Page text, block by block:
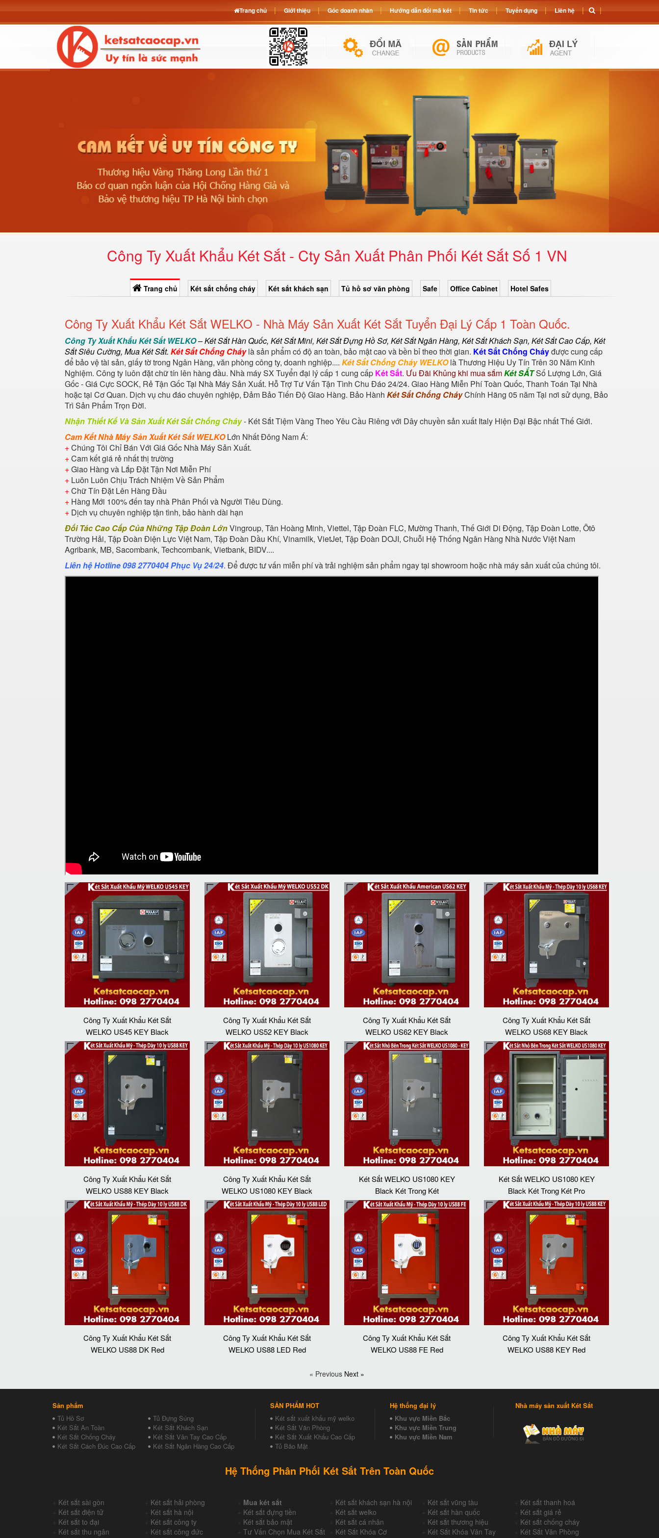
Công Ty Xuất Khẩu Két Sắt - Cty Sản Xuất Phân Phối Két Sắt Số 1 VN
Trang chủ Két sắt chống cháy Két sắt khách sạn Tủ hồ sơ văn phòng Safe Office Cabinet Hotel Safes
Công Ty Xuất Khẩu Két Sắt WELKO - Nhà Máy Sản Xuất Két Sắt Tuyển Đại Lý Cấp 1 Toàn Quốc.
Công Ty Xuất Khẩu Két Sắt WELKO–Két Sắt Hàn Quốc, Két Sắt Mini, Két Sắt Đựng Hồ Sơ, Két Sắt Ngân Hàng, Két Sắt Khách Sạn, Két Sắt Cao Cấp, Két
Sắt Siêu Cường, Mua Két Sắt. Két Sắt Chống Cháylà sản phẩm có độ an toàn, bảo mật cao và bền bỉ theo thời gian. Két Sắt Chống Cháyđược cung cấp
để bảo vệ tài sản, giấy tờ trong Ngân Hàng, văn phòng công ty, doanh nghiệp.... Két Sắt Chống Cháy WELKOlà Thương Hiệu Uy Tín Trên 30 Năm Kinh
Nghiệm. Công ty luôn đặt chữ tín lên hàng đầu. Nhà máy SX Tuyển đại lý cấp 1 cung cấp Két Sắt. Ưu Đãi Khủng khi mua sắmKét SẮTSố Lượng Lớn, Giá
Gốc - Giá Cực SOCK, Rẻ Tận Gốc Tại Nhà Máy Sản Xuất. Hỗ Trợ Tư Vấn Tận Tình Chu Đáo 24/24. Giao Hàng Miễn Phí Toàn Quốc, Thanh Toán Tại Nhà
hoặc tại Cơ Quan. Dịch vụ chu đáo chuyên nghiệp, Đảm Bảo Tiến Độ Giao Hàng. Bảo Hành Két Sắt Chống CháyChính Hãng 05 năm Tại nơi sử dụng, Bảo
Trì Sản Phẩm Trọn Đời.
Nhận Thiết Kế Và Sản Xuất Két Sắt Chống Cháy- Két Sắt Tiệm Vàng Theo Yêu Cầu Riêng với Dây chuyền sản xuất Italy Hiện Đại Bậc nhất Thế Giới.
Cam Kết Nhà Máy Sản Xuất Két Sắt WELKOLớn Nhất Đông Nam Á:
+Chúng Tôi Chỉ Bán Với Giá Gốc Nhà Máy Sản Xuất.
+Cam kết giá rẻ nhất thị trường
+Giao Hàng và Lắp Đặt Tận Nơi Miễn Phí
+ Luôn Luôn Chịu Trách Nhiệm Về Sản Phẩm
+Chữ Tín Đặt Lên Hàng Đầu
+ Hàng Mới 100% đến tay nhà Phân Phối và Người Tiêu Dùng.
+ Dịch vụ chuyên nghiệp tận tình, bảo hành dài hạn
Đối Tác Cao Cấp Của Những Tập Đoàn LớnVingroup, Tân Hoàng Minh, Viettel, Tập Đoàn FLC, Mường Thanh, Thế Giới Di Động, Tập Đoàn Lotte, Ôtô
Trường Hải, Tập Đoàn Điện Lực Việt Nam, Tập Đoàn Dầu Khí, Vinamilk, VietJet, Tập Đoàn DOJI, Chuỗi Hệ Thống Ngân Hàng Nhà Nước Việt Nam
Agribank, MB, Sacombank, Techcombank, Vietbank, BIDV....
Liên hệ Hotline 098 2770404 Phục Vụ 24/24. Để được tư vấn miễn phí và trải nghiệm sản phẩm ngay tại showroom hoặc nhà máy sản xuất của chúng tôi.
Công Ty Xuất Khẩu Két Sắt
WELKO US45 KEY Black
Công Ty Xuất Khẩu Két Sắt
WELKO US52 KEY Black
Công Ty Xuất Khẩu Két Sắt
WELKO US62 KEY Black
Công Ty Xuất Khẩu Két Sắt
WELKO US68 KEY Black
Công Ty Xuất Khẩu Két Sắt
WELKO US88 KEY Black
Công Ty Xuất Khẩu Két Sắt
WELKO US1080 KEY Black
Két Sắt WELKO US1080 KEY
Black Két Trong Két
Két Sắt WELKO US1080 KEY
Black Két Trong Két Pro
Công Ty Xuất Khẩu Két Sắt
WELKO US88 DK Red
Công Ty Xuất Khẩu Két Sắt
WELKO US88 LED Red
Công Ty Xuất Khẩu Két Sắt
WELKO US88 FE Red
Công Ty Xuất Khẩu Két Sắt
WELKO US88 KEY Red
« Previous Next »
Sản phẩm
Tủ Hồ Sơ
Tủ Đựng Súng
Két Sắt An Toàn
Két Sắt Khách Sạn
Két Sắt Chống Cháy
Két Sắt Vân Tay Cao Cấp
Két Sắt Cách Đúc Cao Cấp
Két Sắt Ngân Hàng Cao Cấp
SẢN PHẨM HOT
Két sắt xuất khẩu mỹ welko
Két Sắt Văn Phòng
Két Sắt Xuất Khẩu Cao Cấp
Tủ Bảo Mật
Hệ thống đại lý
Khu vực Miền Bắc
Khu vực Miền Trung
Khu vực Miền Nam
Nhà máy sản xuất Két Sắt
Hệ Thống Phân Phối Két Sắt Trên Toàn Quốc
Két sắt sài gòn Két sắt hải phòng Mua két sắt Két sắt khách sạn hà nội Két sắt vũng tàu
Két sắt thanh hoá
Két sắt điện tử Két sắt hà nội Két sắt đựng tiền Két sắt welko Két sắt hàn quốc
Két sắt giá rẻ
Két sắt to đại Két sắt công ty Két sắt bảo mật Két sắt cá nhân Két sắt thương hiệu
Két sắt chống cháy
Két sắt thu ngân Két sắt công đức Tư Vấn Chọn Mua Két Sắt Két Sắt Khóa Cơ Két Sắt Khóa Vân Tay
Két Sắt Văn Phòng
Trang chủ Giới thiệu Góc doanh nhân Hướng dẫn đổi mã két Tin tức Tuyển dụng Liên hệ